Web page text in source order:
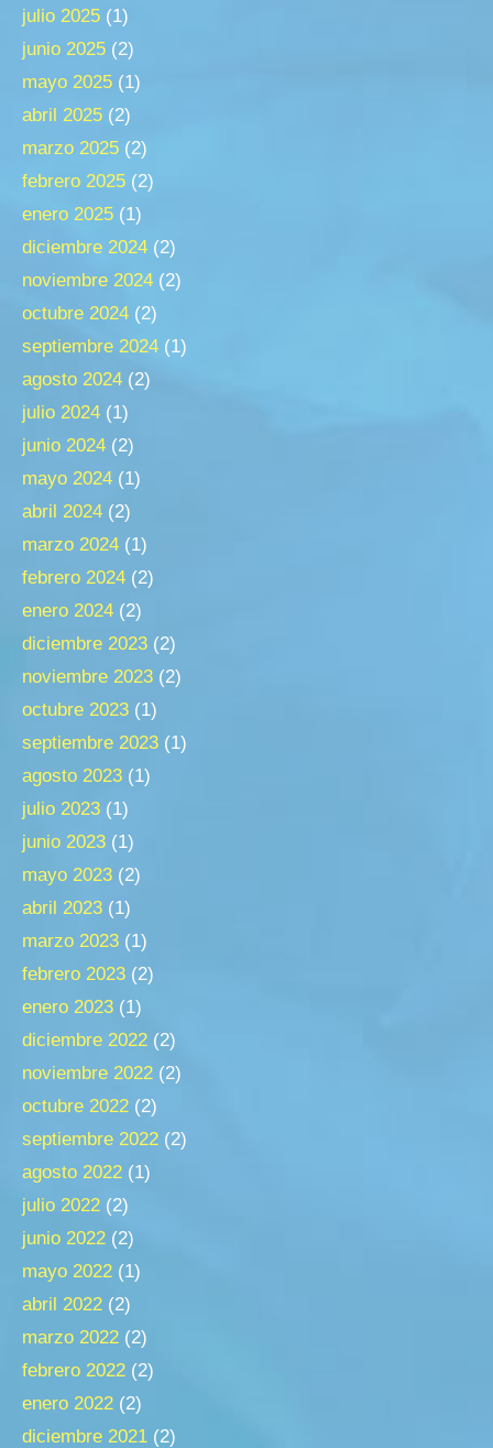
julio 2025 (1)
junio 2025 (2)
mayo 2025 (1)
abril 2025 (2)
marzo 2025 (2)
febrero 2025 (2)
enero 2025 (1)
diciembre 2024 (2)
noviembre 2024 (2)
octubre 2024 (2)
septiembre 2024 (1)
agosto 2024 (2)
julio 2024 (1)
junio 2024 (2)
mayo 2024 (1)
abril 2024 (2)
marzo 2024 (1)
febrero 2024 (2)
enero 2024 (2)
diciembre 2023 (2)
noviembre 2023 (2)
octubre 2023 (1)
septiembre 2023 (1)
agosto 2023 (1)
julio 2023 (1)
junio 2023 (1)
mayo 2023 (2)
abril 2023 (1)
marzo 2023 (1)
febrero 2023 (2)
enero 2023 (1)
diciembre 2022 (2)
noviembre 2022 (2)
octubre 2022 (2)
septiembre 2022 (2)
agosto 2022 (1)
julio 2022 (2)
junio 2022 (2)
mayo 2022 (1)
abril 2022 (2)
marzo 2022 (2)
febrero 2022 (2)
enero 2022 (2)
diciembre 2021 (2)